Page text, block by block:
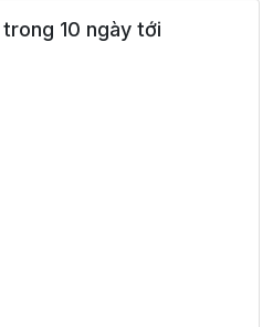
10 ngày tới